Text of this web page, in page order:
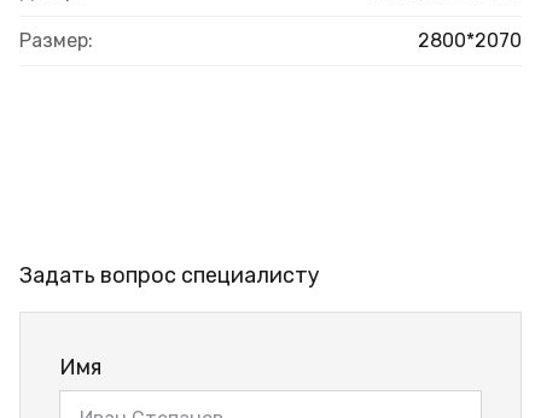
Размер: 2800*2070
Задать вопрос специалисту
Имя